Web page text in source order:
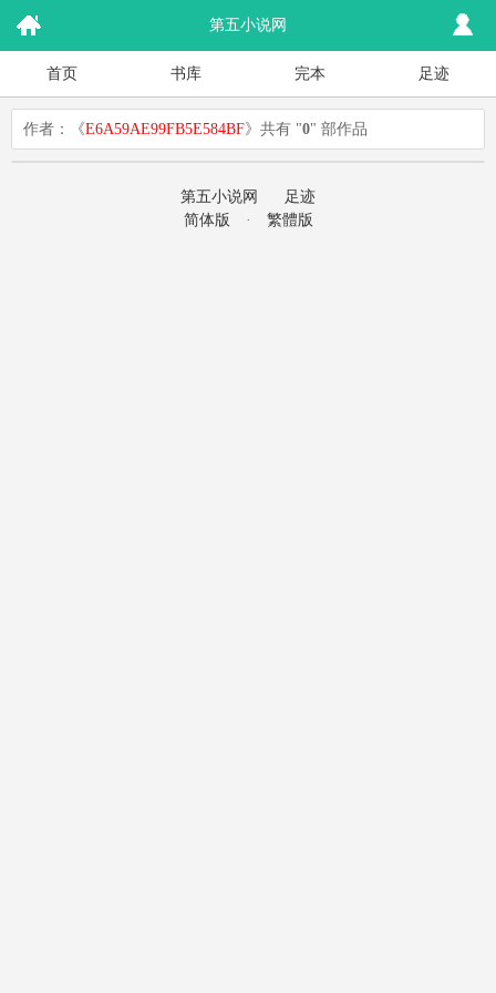
第五小说网
首页 书库 完本 足迹
作者：《E6A59AE99FB5E584BF》共有 "0" 部作品
第五小说网
足迹
简体版
· 繁體版